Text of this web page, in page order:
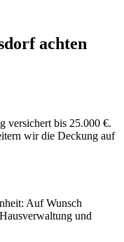
achten
versichert bis 25.000 €.
wir die Deckung auf
Auf Wunsch
und